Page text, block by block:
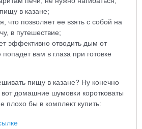
в казане;
что позволяет ее взять с собой на
в путешествие;
эффективно отводить дым от
вам в глаза при готовке
пищу в казане? Ну конечно
домашние шумовки коротковаты
плохо бы в комплект купить: